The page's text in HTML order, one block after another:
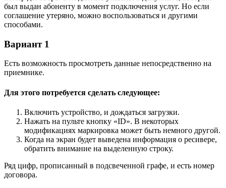
был выдан абоненту в момент подключения услуг. Но если
соглашение утеряно, можно воспользоваться и другими
способами.
Вариант 1
Есть возможность просмотреть данные непосредственно на
приемнике.
Для этого потребуется сделать следующее:
Включить устройство, и дождаться загрузки.
Нажать на пульте кнопку «ID». В некоторых
модификациях маркировка может быть немного другой.
Когда на экран будет выведена информация о ресивере,
обратить внимание на выделенную строку.
Ряд цифр, прописанный в подсвеченной графе, и есть номер
договора.